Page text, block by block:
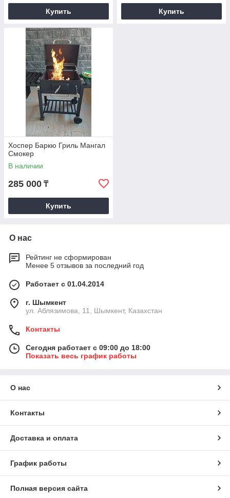
Небольшие размеры позволяют разместить ее даже
на небольшой кухне.
Вы можете познакомиться с жарочным оборудованием
более подробно на сайте. Если вам потребуется
дополнительная информация, можно
сотруднику по контактному телефону. Он прекрасно
разбирается в технических характеристиках каждой модели,
поэтому сможет ответить на любой интересующий вас
вопрос.
Купить Купить
Хоспер Баркю Гриль Мангал
Смокер
В наличии
285 000 ₸
Купить
О нас
Рейтинг не сформирован
Менее 5 отзывов за последний год
Работает с 01.04.2014
г. Шымкент
ул. Аблязимова, 11, Шымкент, Казахстан
Контакты
Сегодня работает с 09:00 до 18:00
Показать весь график работы
О нас
Контакты
Доставка и оплата
График работы
Полная версия сайта